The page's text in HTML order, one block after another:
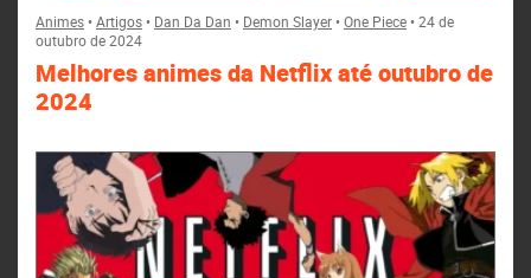
Animes•Artigos• Dan Da Dan • Demon Slayer•One Piece•24 de
outubro de 2024
Melhores animes da Netflix até outubro de
2024